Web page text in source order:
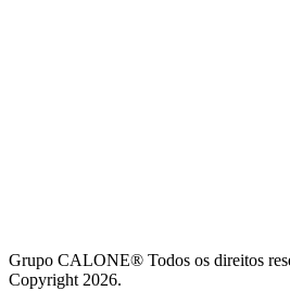
Grupo CALONE® Todos os direitos
Copyright 2026.